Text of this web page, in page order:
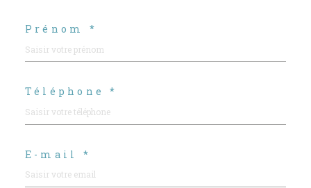
Prénom *
Téléphone *
E-mail *